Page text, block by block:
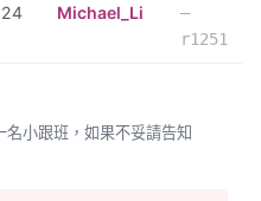
Michael_Li
–
r1251